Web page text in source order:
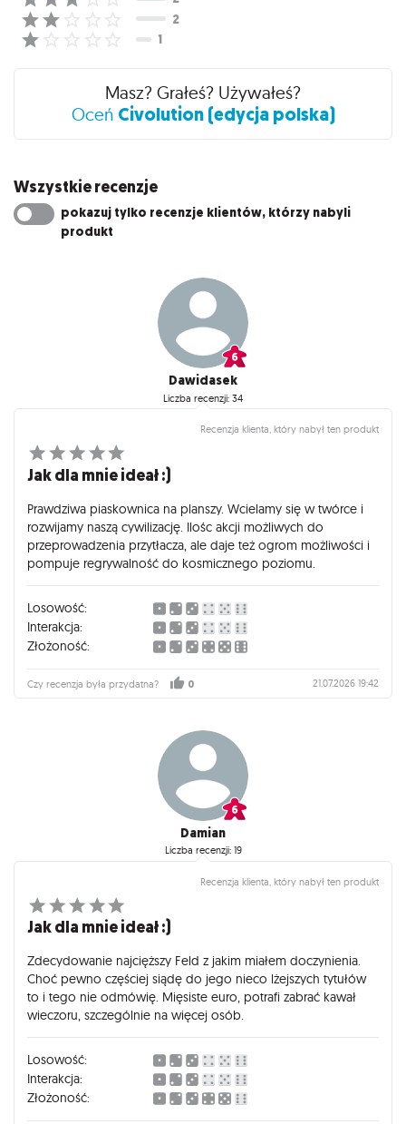
Masz? Grałeś? Używałeś?
Oceń Civolution (edycja polska)
Wszystkie recenzje
pokazuj tylko recenzje klientów, którzy nabyli
produkt
Dawidasek
Liczba recenzji: 34
Recenzja klienta, który nabył ten produkt
Jak dla mnie ideał :)
Prawdziwa piaskownica na planszy. Wcielamy się w twórce i
rozwijamy naszą cywilizację. Ilośc akcji możliwych do
przeprowadzenia przytłacza, ale daje też ogrom możliwości i
pompuje regrywalność do kosmicznego poziomu.
Losowość:
Interakcja:
Złożoność:
Czy recenzja była przydatna? 0 21.07.2026 19:42
Damian
Liczba recenzji: 19
Recenzja klienta, który nabył ten produkt
Jak dla mnie ideał :)
Zdecydowanie najcięższy Feld z jakim miałem doczynienia.
Choć pewno częściej siądę do jego nieco lżejszych tytułów
to i tego nie odmówię. Mięsiste euro, potrafi zabrać kawał
wieczoru, szczególnie na więcej osób.
Losowość:
Interakcja:
Złożoność: